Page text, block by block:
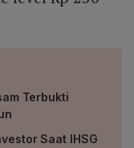
Terbukti
Saat IHSG